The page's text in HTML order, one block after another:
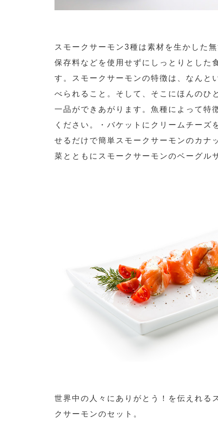
スモークサーモン3種は素材を生かした
保存料などを使用せずにしっとりとした
す。スモークサーモンの特徴は、なんと
べられること。そして、そこにほんのひ
一品ができあがります。魚種によって特
ください。・バケットにクリームチーズ
せるだけで簡単スモークサーモンのカナ
菜とともにスモークサーモンのベーグル
世界中の人々にありがとう！を伝えれる
クサーモンのセット。